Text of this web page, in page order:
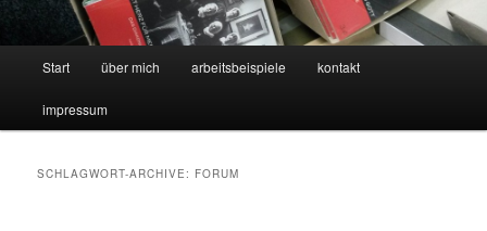
Start über mich arbeitsbeispiele kontakt
impressum
SCHLAGWORT-ARCHIVE: FORUM